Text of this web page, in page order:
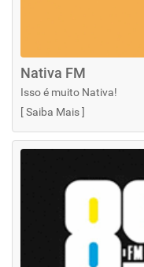
Nativa FM
Isso é muito Nativa!
[Saiba Mais]